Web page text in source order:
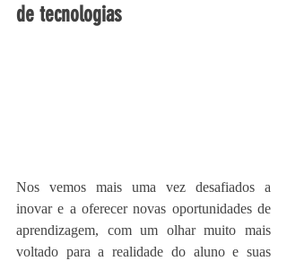
de tecnologias
Nos vemos mais uma vez desafiados a
inovar e a oferecer novas oportunidades de
aprendizagem, com um olhar muito mais
voltado para a realidade do aluno e suas